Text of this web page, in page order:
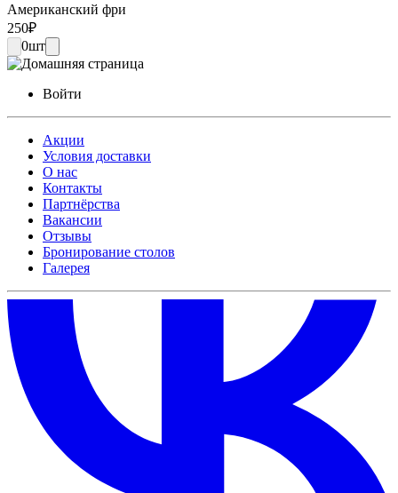
Американский фри
250₽
0шт
Войти
Акции
Условия доставки
О нас
Контакты
Партнёрства
Вакансии
Отзывы
Бронирование столов
Галерея